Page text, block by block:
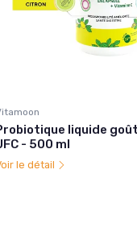
liquide
- 500 ml
le détail